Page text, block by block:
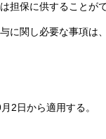
担保に供することがで
に関し必要な事項は
2日から適用する。